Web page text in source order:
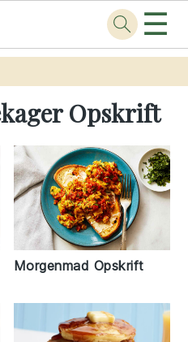
☰
Opskrift
Morgenmad Opskrift